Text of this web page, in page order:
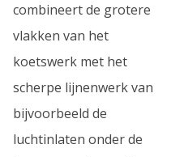
combineert de grotere
vlakken van het
koetswerk met het
scherpe lijnenwerk van
bijvoorbeeld de
luchtinlaten onder de